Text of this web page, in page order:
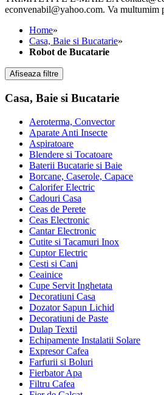
econvenabil@yahoo.com. Va multumim
Home»
Casa, Baie si Bucatarie»
Robot de Bucatarie
Afiseaza filtre
Casa, Baie si Bucatarie
Aeroterma, Convector
Aparate Anti Insecte
Aspiratoare
Blendere si Tocatoare
Baterii Bucatarie si Baie
Borcane, Caserole, Capace
Calorifer Electric
Cadouri Casa
Ceas de Perete
Ceas Electronic
Cantar Electronic
Cutite si Tacamuri Inox
Cuptor Electric
Cesti si Cani
Ceainice
Cupe Servit Inghetata
Decoratiuni Casa
Dozator Sapun Lichid
Decoratiuni de Paste
Dulap Textil
Echipamente Instalatii Solare
Expresor Cafea
Farfurii si Boluri
Fierbator Apa
Filtru Cafea